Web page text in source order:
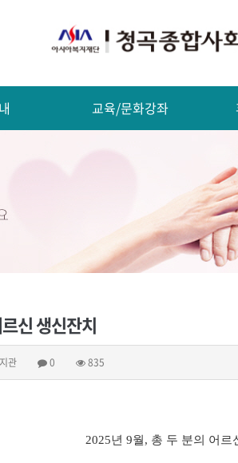
교육/문화강좌
신 생신잔치
관 0 835
2025년 9월, 총 두 분의 어르